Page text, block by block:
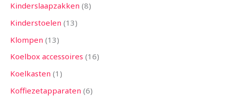
Kinderslaapzakken 8
Kinderstoelen 13
Klompen 13
Koelbox accessoires 16
Koelkasten 1
Koffiezetapparaten 6